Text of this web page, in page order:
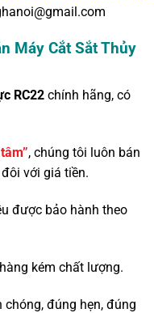
Máy Cắt Sắt Thủy
RC22 chính hãng, có
, chúng tôi luôn bán
với giá tiền.
được bảo hành theo
kém chất lượng.
đúng hẹn, đúng